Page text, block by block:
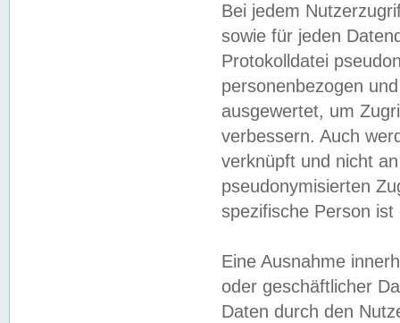
Bei jedem
sowie für jeden
Protokolldatei
personenbezogen
ausgewertet, um
verbessern. Auch
verknüpft und nicht
pseudonymisierten
spezifische Person
Eine Ausnahme
oder geschäftlicher
Daten durch den